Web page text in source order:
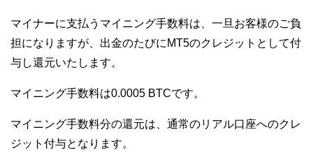
マイナーに支払うマイニング手数料は、一旦お客様のご負
担になりますが、出金のたびにMT5のクレジットとして付
与し還元いたします。
マイニング手数料は0.0005 BTCです。
マイニング手数料分の還元は、通常のリアル口座へのクレ
ジット付与となります。